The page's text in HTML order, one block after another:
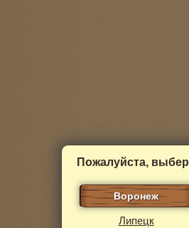
Пожалуйста,
Воронеж
Липецк